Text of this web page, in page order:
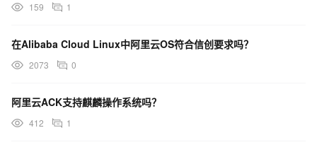
159 1
在Alibaba Cloud Linux中阿里云OS符合信创要求吗？
2073 0
阿里云ACK支持麒麟操作系统吗？
412 1